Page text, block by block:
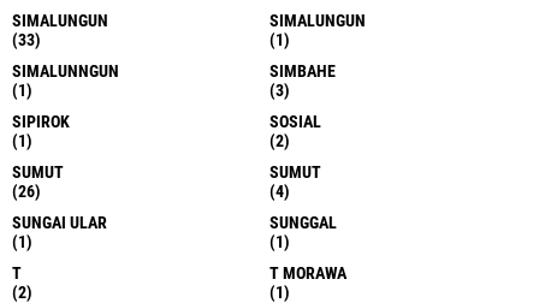
SIMALUNGUN
(33)
SIMALUNGUN
(1)
SIMALUNNGUN
(1)
SIMBAHE
(3)
SIPIROK
(1)
SOSIAL
(2)
SUMUT
(26)
SUMUT
(4)
SUNGAI ULAR
(1)
SUNGGAL
(1)
T
(2)
T MORAWA
(1)